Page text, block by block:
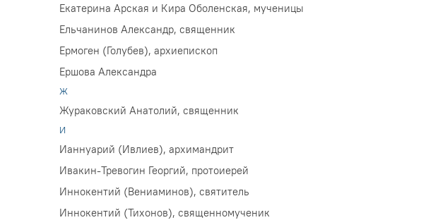
Екатерина Арская и Кира Оболенская, мученицы
Ельчанинов Александр, священник
Ермоген (Голубев), архиепископ
Ершова Александра
Ж
Жураковский Анатолий, священник
И
Ианнуарий (Ивлиев), архимандрит
Ивакин-Тревогин Георгий, протоиерей
Иннокентий (Вениаминов), святитель
Иннокентий (Тихонов), священномученик